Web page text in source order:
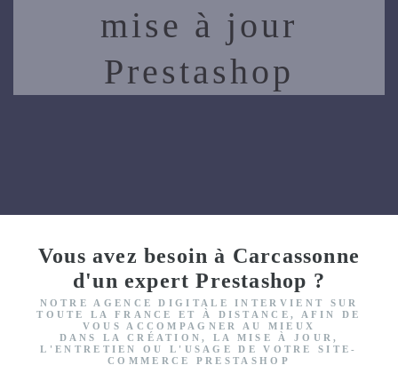
mise à jour
Prestashop
Vous avez besoin à Carcassonne
d'un expert Prestashop ?
NOTRE AGENCE DIGITALE INTERVIENT SUR
TOUTE LA FRANCE ET À DISTANCE, AFIN DE
VOUS ACCOMPAGNER AU MIEUX
DANS LA CRÉATION, LA MISE À JOUR,
L'ENTRETIEN OU L'USAGE DE VOTRE SITE-
COMMERCE PRESTASHOP